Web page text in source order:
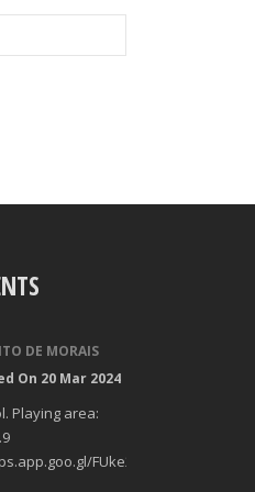
DE MORAIS
On 20 Mar 2024
Playing area:
FUke23Bzp1aCfMhd6